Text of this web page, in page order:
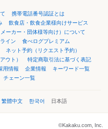
携帯電話番号認証とは
飲食店・飲食企業様向けサービス
ーカー・団体様等向け）について
イン
食べログプレミアム
ネット予約（リクエスト予約）
ウト）
特定商取引法に基づく表記
用情報 企業情報
キーワード一覧
チェーン一覧
繁體中文 한국어 日本語
©Kakaku.com, Inc.